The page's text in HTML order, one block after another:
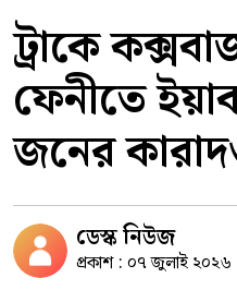
ট্রাকে
ফেনীতে
জনের
ডেস্ক নিউজ
প্রকাশ : ০৭ জুলাই ২০২৬